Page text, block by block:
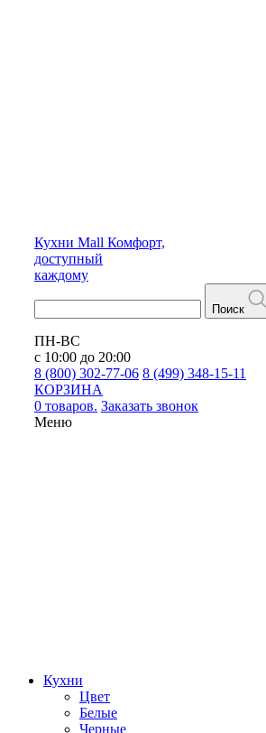
Кухни Mall Комфорт,
доступный
каждому
Поиск
ПН-ВС
с 10:00 до 20:00
8 (800) 302-77-06 8 (499) 348-15-11
КОРЗИНА
0 товаров. Заказать звонок
Меню
Кухни
Цвет
Белые
Черные